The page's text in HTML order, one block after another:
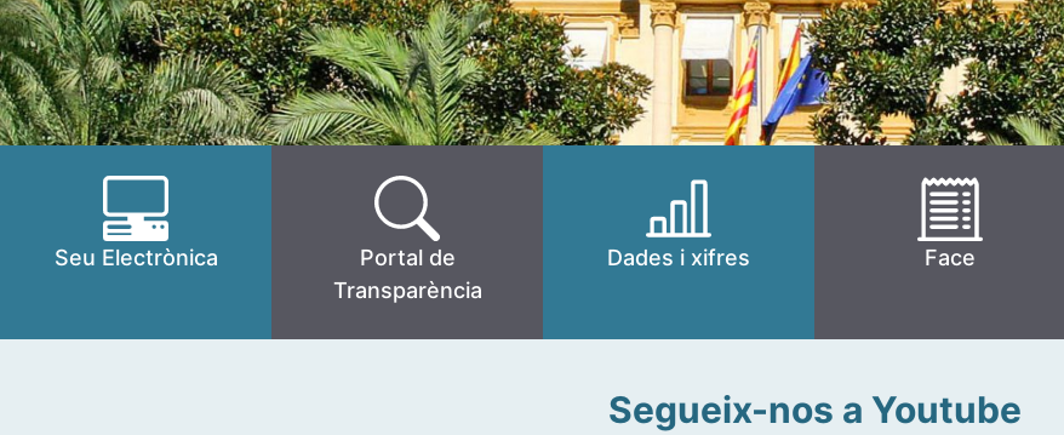
Seu Electrònica
Portal de
Transparència
Dades i xifres Face
Segueix-nos a Youtube